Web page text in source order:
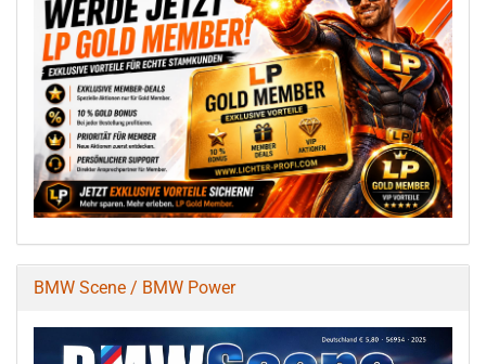
BMW Scene / BMW Power